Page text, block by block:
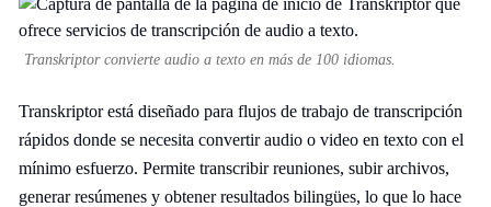
Transkriptor convierte audio a texto en más de 100 idiomas.
Transkriptor está diseñado para flujos de trabajo de transcripción
rápidos donde se necesita convertir audio o video en texto con el
mínimo esfuerzo. Permite transcribir reuniones, subir archivos,
generar resúmenes y obtener resultados bilingües, lo que lo hace